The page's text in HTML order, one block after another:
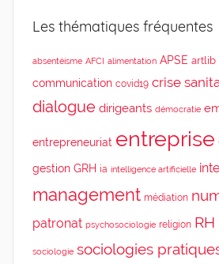
Les thématiques fréquentes
absentéisme AFCI alimentation APSE artlib
communication covid19 crise
dialogue dirigeants démocratie
entrepreneuriat entreprise
gestion GRH ia intelligence artificielle
management médiation
patronat psychosociologie religion RH
sociologie sociologies